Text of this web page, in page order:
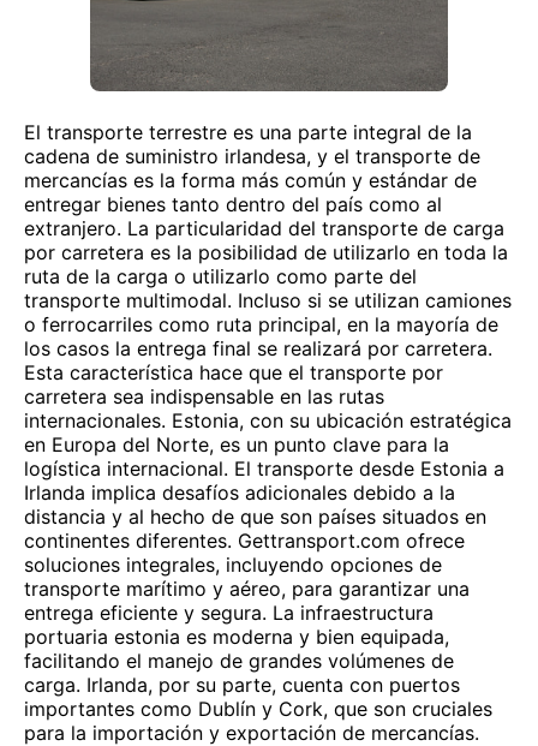
El transporte terrestre es una parte integral de la
cadena de suministro irlandesa, y el transporte de
mercancías es la forma más común y estándar de
entregar bienes tanto dentro del país como al
extranjero. La particularidad del transporte de carga
por carretera es la posibilidad de utilizarlo en toda la
ruta de la carga o utilizarlo como parte del
transporte multimodal. Incluso si se utilizan camiones
o ferrocarriles como ruta principal, en la mayoría de
los casos la entrega final se realizará por carretera.
Esta característica hace que el transporte por
carretera sea indispensable en las rutas
internacionales. Estonia, con su ubicación estratégica
en Europa del Norte, es un punto clave para la
logística internacional. El transporte desde Estonia a
Irlanda implica desafíos adicionales debido a la
distancia y al hecho de que son países situados en
continentes diferentes. Gettransport.com ofrece
soluciones integrales, incluyendo opciones de
transporte marítimo y aéreo, para garantizar una
entrega eficiente y segura. La infraestructura
portuaria estonia es moderna y bien equipada,
facilitando el manejo de grandes volúmenes de
carga. Irlanda, por su parte, cuenta con puertos
importantes como Dublín y Cork, que son cruciales
para la importación y exportación de mercancías.